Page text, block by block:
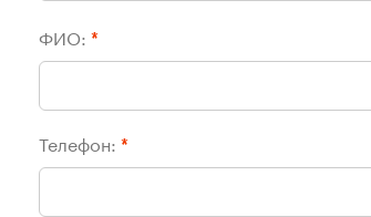
ФИО: *
Телефон: *